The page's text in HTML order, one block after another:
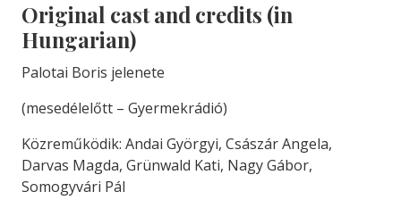
Original cast and credits (in
Hungarian)
Palotai Boris jelenete
(mesedélelőtt – Gyermekrádió)
Közreműködik: Andai Györgyi, Császár Angela,
Darvas Magda, Grünwald Kati, Nagy Gábor,
Somogyvári Pál